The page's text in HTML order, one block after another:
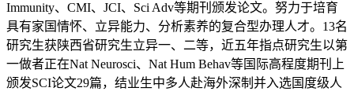
Immunity、CMI、JCI、Sci Adv等期刊颁发论文。努力于培育
具有家国情怀、立异能力、分析素养的复合型办理人才。13名
研究生获陕西省研究生立异一、二等，近五年指点研究生以第
一做者正在Nat Neurosci、Nat Hum Behav等国际高程度期刊上
颁发SCI论文29篇，结业生中多人赴海外深制并入选国度级人